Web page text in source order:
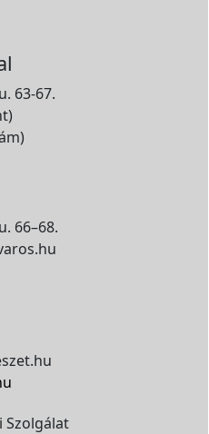
63-67.
66–68.
Szolgálat